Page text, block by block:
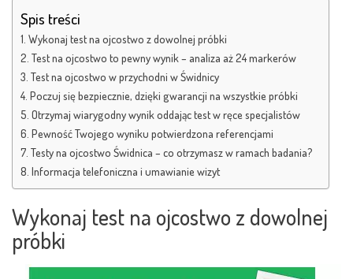
Spis treści
Wykonaj test na ojcostwo z dowolnej próbki
Test na ojcostwo to pewny wynik – analiza aż 24 markerów
Test na ojcostwo w przychodni w Świdnicy
Poczuj się bezpiecznie, dzięki gwarancji na wszystkie próbki
Otrzymaj wiarygodny wynik oddając test w ręce specjalistów
Pewność Twojego wyniku potwierdzona referencjami
Testy na ojcostwo Świdnica – co otrzymasz w ramach badania?
Informacja telefoniczna i umawianie wizyt
Wykonaj test na ojcostwo z dowolnej
próbki